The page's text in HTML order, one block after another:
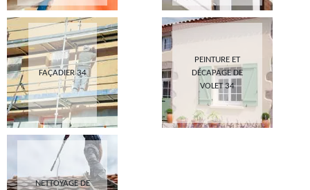
FAÇADIER 34
PEINTURE ET
DÉCAPAGE DE
VOLET 34
NETTOYAGE DE